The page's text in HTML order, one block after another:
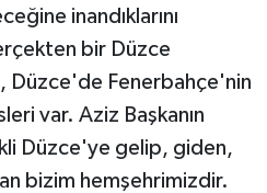
inandıklarını
bir Düzce
Düzce'de Fenerbahçe'nin
var. Aziz Başkanın
Düzce'ye gelip, giden,
bizim hemşehrimizdir.